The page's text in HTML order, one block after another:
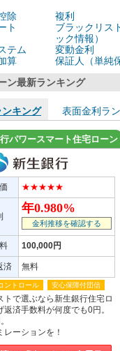
除
複利
ト
ブラックリス
ック情報）
テム
変動金利
算
保証人（単純
ン最新ランキング
キング 表面金利ラ
パワースマート住宅ローン
★★★★★
年0.980%
金利推移を確認する
100,000円
済 無料
ントロール 安心保障付団信
トで選ぶなら新生銀行住宅ロ
返済手数料が何度でも0円。
レーションを！